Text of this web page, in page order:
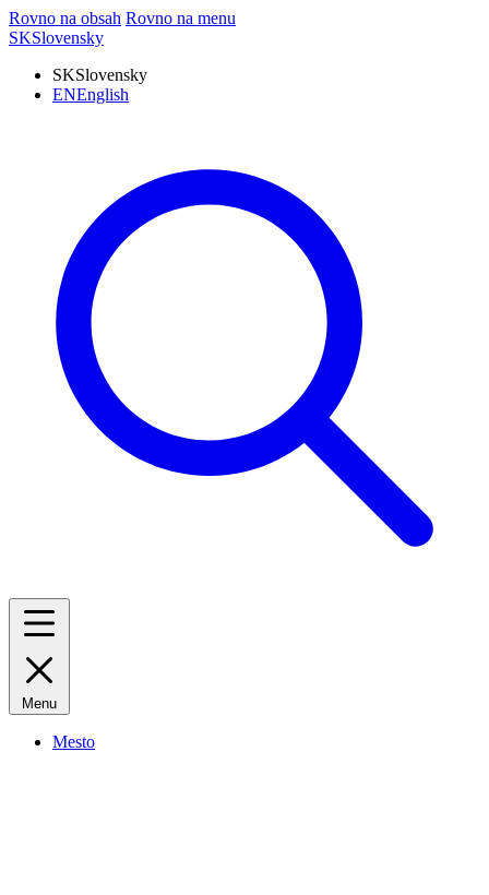
Rovno na obsah Rovno na menu
SKSlovensky
SKSlovensky
ENEnglish
Menu
Mesto